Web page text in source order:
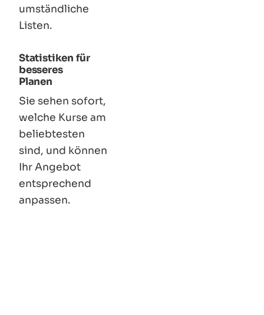
umständliche
Listen.
Statistiken für
besseres
Planen
Sie sehen sofort,
welche Kurse am
beliebtesten
sind, und können
Ihr Angebot
entsprechend
anpassen.